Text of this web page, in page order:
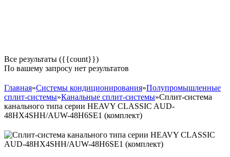
Все результаты ({{count}})
По вашему запросу нет результатов
Главная»Системы кондиционирования»Полупромышленные
сплит-системы»Канальные сплит-системы»Сплит-система
канального типа серии HEAVY CLASSIC AUD-
48HX4SHH/AUW-48H6SE1 (комплект)